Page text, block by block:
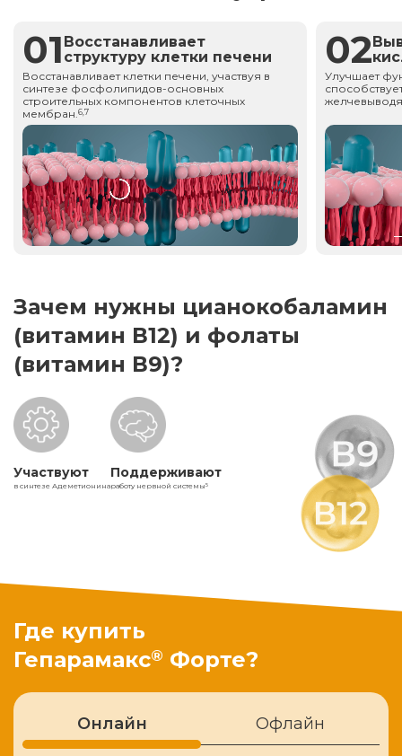
01 Восстанавливает
структуру клетки печени
Восстанавливает клетки печени, участвуя в
синтезе фосфолипидов-основных
строительных компонентов клеточных
мембран.6,7
02
Улучшает
Зачем нужны цианокобаламин
(витамин В12) и фолаты
(витамин В9)?
Участвуют
в синтезе Адеметионина
Поддерживают
работу нервной системы5
Где купить
Гепарамакс® Форте?
Онлайн Офлайн